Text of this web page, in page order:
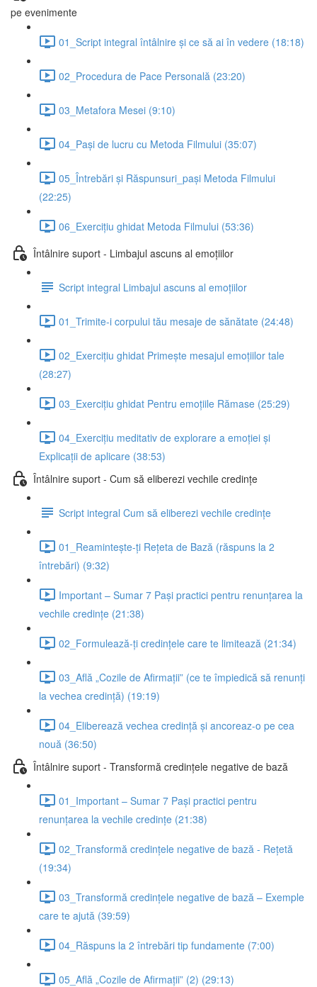
pe evenimente
01_Script integral întâlnire și ce să ai în vedere (18:18)
02_Procedura de Pace Personală (23:20)
03_Metafora Mesei (9:10)
04_Pași de lucru cu Metoda Filmului (35:07)
05_Întrebări și Răspunsuri_pași Metoda Filmului
(22:25)
06_Exercițiu ghidat Metoda Filmului (53:36)
Întâlnire suport - Limbajul ascuns al emoțiilor
Script integral Limbajul ascuns al emoțiilor
01_Trimite-i corpului tău mesaje de sănătate (24:48)
02_Exercițiu ghidat Primește mesajul emoțiilor tale
(28:27)
03_Exercițiu ghidat Pentru emoțiile Rămase (25:29)
04_Exercițiu meditativ de explorare a emoției și
Explicații de aplicare (38:53)
Întâlnire suport - Cum să eliberezi vechile credințe
Script integral Cum să eliberezi vechile credințe
01_Reamintește-ți Rețeta de Bază (răspuns la 2
întrebări) (9:32)
Important – Sumar 7 Pași practici pentru renunțarea la
vechile credințe (21:38)
02_Formulează-ți credințele care te limitează (21:34)
03_Află „Cozile de Afirmații” (ce te împiedică să renunți
la vechea credință) (19:19)
04_Eliberează vechea credință și ancoreaz-o pe cea
nouă (36:50)
Întâlnire suport - Transformă credințele negative de bază
01_Important – Sumar 7 Pași practici pentru
renunțarea la vechile credințe (21:38)
02_Transformă credințele negative de bază - Rețetă
(19:34)
03_Transformă credințele negative de bază – Exemple
care te ajută (39:59)
04_Răspuns la 2 întrebări tip fundamente (7:00)
05_Află „Cozile de Afirmații” (2) (29:13)